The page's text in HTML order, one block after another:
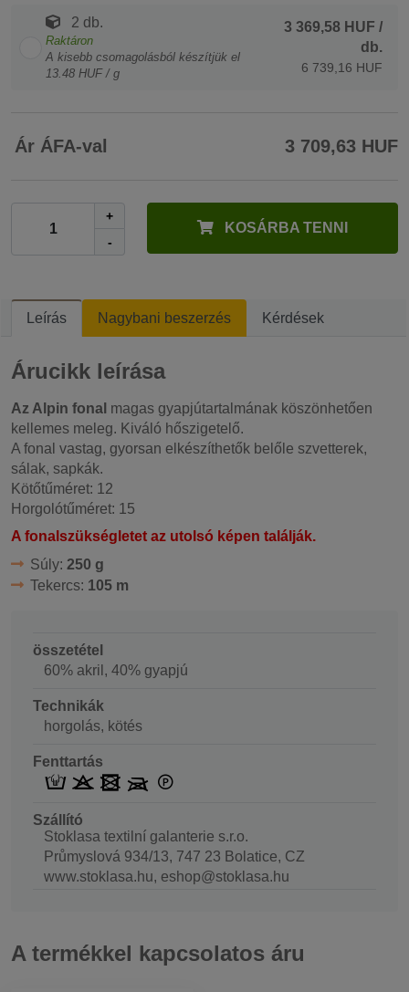
2 db.
Raktáron
A kisebb csomagolásból készítjük el
13.48 HUF / g
3 369,58 HUF /
db.
6 739,16 HUF
Ár ÁFA-val 3 709,63 HUF
+
-
KOSÁRBA TENNI
Leírás Nagybani beszerzés Kérdések
Árucikk leírása
Az Alpin fonal magas gyapjútartalmának köszönhetően
kellemes meleg. Kiváló hőszigetelő.
A fonal vastag, gyorsan elkészíthetők belőle szvetterek,
sálak, sapkák.
Kötőtűméret: 12
Horgolótűméret: 15
A fonalszükségletet az utolsó képen találják.
Súly: 250 g
Tekercs: 105 m
összetétel
60% akril, 40% gyapjú
Technikák
horgolás, kötés
Fenttartás
Szállító
Stoklasa textilní galanterie s.r.o.
Průmyslová 934/13, 747 23 Bolatice, CZ
www.stoklasa.hu, eshop@stoklasa.hu
A termékkel kapcsolatos áru